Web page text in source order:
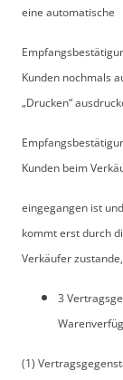
eine automatische
Kunden nochmals
„Drucken“
Kunden beim
eingegangen ist
kommt erst durch
Verkäufer
3
(1)